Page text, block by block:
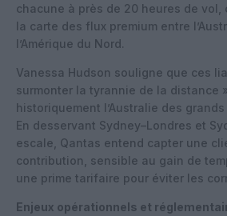
chacune à près de 20 heures de vol,
la carte des flux premium entre
l’Amérique du Nord.
Vanessa Hudson souligne que ces
surmonter la tyrannie de la distance
historiquement l’Australie des
En desservant Sydney–Londres et
escale, Qantas entend capter une
contribution, sensible au gain de
une prime tarifaire pour éviter les
Enjeux opérationnels et